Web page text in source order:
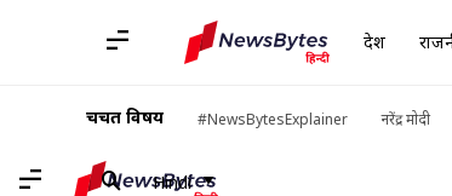
देश
चर्चित विषय #NewsBytesExplainer नरेंद्र मोदी
Hindi